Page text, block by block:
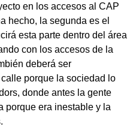
en los accesos al CAP
hecho, la segunda es el
esta parte dentro del área
con los accesos de la
deberá ser
porque la sociedad lo
donde antes la gente
porque era inestable y la